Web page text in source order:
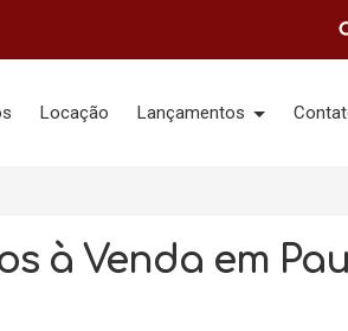
Locação Lançamentos
à Venda em